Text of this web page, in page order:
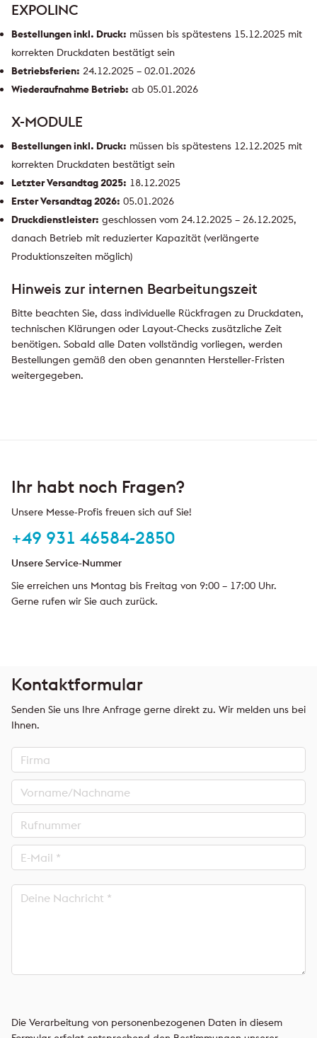
EXPOLINC
Bestellungen inkl. Druck: müssen bis spätestens 15.12.2025 mit
korrekten Druckdaten bestätigt sein
Betriebsferien: 24.12.2025 – 02.01.2026
Wiederaufnahme Betrieb: ab 05.01.2026
X-MODULE
Bestellungen inkl. Druck: müssen bis spätestens 12.12.2025 mit
korrekten Druckdaten bestätigt sein
Letzter Versandtag 2025: 18.12.2025
Erster Versandtag 2026: 05.01.2026
Druckdienstleister: geschlossen vom 24.12.2025 – 26.12.2025,
danach Betrieb mit reduzierter Kapazität (verlängerte
Produktionszeiten möglich)
Hinweis zur internen Bearbeitungszeit
Bitte beachten Sie, dass individuelle Rückfragen zu Druckdaten,
technischen Klärungen oder Layout-Checks zusätzliche Zeit
benötigen. Sobald alle Daten vollständig vorliegen, werden
Bestellungen gemäß den oben genannten Hersteller-Fristen
weitergegeben.
Ihr habt noch Fragen?
Unsere Messe-Profis freuen sich auf Sie!
+49 931 46584-2850
Unsere Service-Nummer
Sie erreichen uns Montag bis Freitag von 9:00 – 17:00 Uhr.
Gerne rufen wir Sie auch zurück.
Kontaktformular
Senden Sie uns Ihre Anfrage gerne direkt zu. Wir melden uns bei
Ihnen.
lasse
dieses
Bitte
lasse
Die Verarbeitung von personenbezogenen Daten in diesem